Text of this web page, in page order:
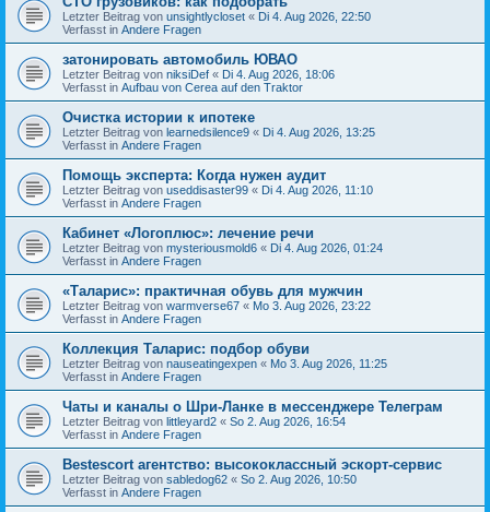
Letzter Beitrag von unsightlycloset « Di 4. Aug 2026, 22:50
Verfasst in Andere Fragen
затонировать автомобиль ЮВАО
Letzter Beitrag von niksiDef « Di 4. Aug 2026, 18:06
Verfasst in Aufbau von Cerea auf den Traktor
Очистка истории к ипотеке
Letzter Beitrag von learnedsilence9 « Di 4. Aug 2026, 13:25
Verfasst in Andere Fragen
Помощь эксперта: Когда нужен аудит
Letzter Beitrag von useddisaster99 « Di 4. Aug 2026, 11:10
Verfasst in Andere Fragen
Кабинет «Логоплюс»: лечение речи
Letzter Beitrag von mysteriousmold6 « Di 4. Aug 2026, 01:24
Verfasst in Andere Fragen
«Таларис»: практичная обувь для мужчин
Letzter Beitrag von warmverse67 « Mo 3. Aug 2026, 23:22
Verfasst in Andere Fragen
Коллекция Таларис: подбор обуви
Letzter Beitrag von nauseatingexpen « Mo 3. Aug 2026, 11:25
Verfasst in Andere Fragen
Чаты и каналы о Шри-Ланке в мессенджере Телеграм
Letzter Beitrag von littleyard2 « So 2. Aug 2026, 16:54
Verfasst in Andere Fragen
Bestescort агентство: высококлассный эскорт-сервис
Letzter Beitrag von sabledog62 « So 2. Aug 2026, 10:50
Verfasst in Andere Fragen